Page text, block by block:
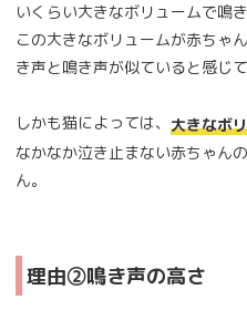
いくらい大きなボリュームで鳴き
この大きなボリュームが赤ちゃ
き声と鳴き声が似ていると感じ
しかも猫によっては、 大きなボ
なかなか泣き止まない赤ちゃん
ん。
理由②鳴き声の高さ